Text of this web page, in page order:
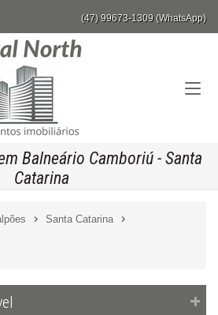
(47) 99673-1309 (WhatsApp)
Balneário Camboriú - Santa
Catarina
Santa Catarina